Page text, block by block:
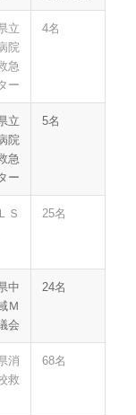
立
院
急
ー
4名
立
院
急
ー
5名
Ｓ
25名
中
Ｍ
会
24名
消
救
68名